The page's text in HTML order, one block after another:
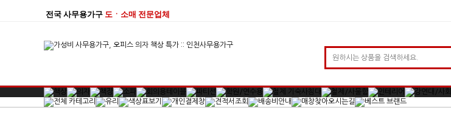
전국 사무용가구 도ㆍ소매 전문업체